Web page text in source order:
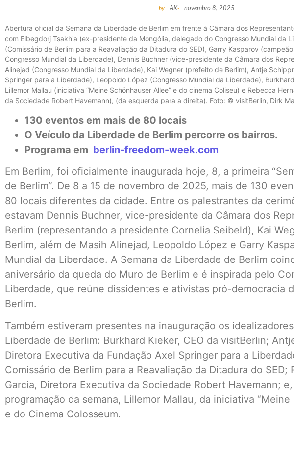
by AK- novembro 8, 2025
Abertura oficial da Semana da Liberdade de Berlim em frente à Câmara dos
com Elbegdorj Tsakhia (ex-presidente da Mongólia, delegado do Congresso Mundial da
(Comissário de Berlim para a Reavaliação da Ditadura do SED), Garry Kasparov
Congresso Mundial da Liberdade), Dennis Buchner (vice-presidente da Câmara dos
Alinejad (Congresso Mundial da Liberdade), Kai Wegner (prefeito de Berlim), Antje
Springer para a Liberdade), Leopoldo López (Congresso Mundial da Liberdade),
Lillemor Mallau (iniciativa “Meine Schönhauser Allee” e do cinema Coliseu) e Rebecca
da Sociedade Robert Havemann), (da esquerda para a direita). Foto: © visitBerlin, Dirk
130 eventos em mais de 80 locais
O Veículo da Liberdade de Berlim percorre os bairros.
Programa em berlin-freedom-week.com
Em Berlim, foi oficialmente inaugurada hoje, 8, a primeira
de Berlim”. De 8 a 15 de novembro de 2025, mais de 130
80 locais diferentes da cidade. Entre os palestrantes da
estavam Dennis Buchner, vice-presidente da Câmara dos
Berlim (representando a presidente Cornelia Seibeld), Kai
Berlim, além de Masih Alinejad, Leopoldo López e Garry
Mundial da Liberdade. A Semana da Liberdade de Berlim
aniversário da queda do Muro de Berlim e é inspirada pelo
Liberdade, que reúne dissidentes e ativistas pró-democracia
Berlim.
Também estiveram presentes na inauguração os
Liberdade de Berlim: Burkhard Kieker, CEO da visitBerlin;
Diretora Executiva da Fundação Axel Springer para a
Comissário de Berlim para a Reavaliação da Ditadura do SED;
Garcia, Diretora Executiva da Sociedade Robert Havemann;
programação da semana, Lillemor Mallau, da iniciativa “Meine
e do Cinema Colosseum.